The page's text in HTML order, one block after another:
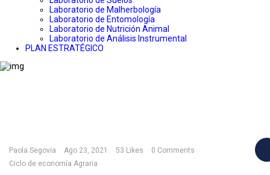
Laboratorio de Malherbología
Laboratorio de Entomología
Laboratorio de Nutrición Animal
Laboratorio de Análisis Instrumental
PLAN ESTRATÉGICO
Paola Segovia Ago 23, 2021 53 Likes
0 Comments
Ciclo de economía Agraria